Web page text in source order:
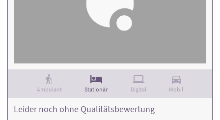
Ambulant Stationär Digital Mobil
Leider noch ohne Qualitätsbewertung